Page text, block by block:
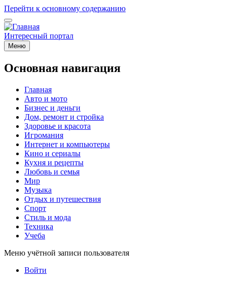
Перейти к основному содержанию
Интересный портал
Меню
Основная навигация
Главная
Авто и мото
Бизнес и деньги
Дом, ремонт и стройка
Здоровье и красота
Игромания
Интернет и компьютеры
Кино и сериалы
Кухня и рецепты
Любовь и семья
Мир
Музыка
Отдых и путешествия
Спорт
Стиль и мода
Техника
Учеба
Меню учётной записи пользователя
Войти